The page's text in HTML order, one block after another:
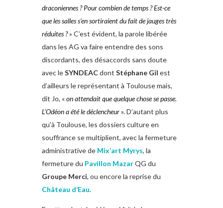
draconiennes ? Pour combien de temps ? Est-ce
que les salles s’en sortiraient du fait de jauges très
réduites ?» C’est évident, la parole libérée
dans les AG va faire entendre des sons
discordants, des désaccords sans doute
avec leSYNDEACdont Stéphane Gil est
d’ailleurs le représentant à Toulouse mais,
dit Jo, «on attendait que quelque chose se passe.
L’Odéon a été le déclencheur». D’autant plus
qu’à Toulouse, les dossiers culture en
souffrance se multiplient, avec la fermeture
administrative de Mix’art Myrys, la
fermeture du Pavillon MazarQG du
Groupe Merci, ou encore la reprise du
Château d’Eau.